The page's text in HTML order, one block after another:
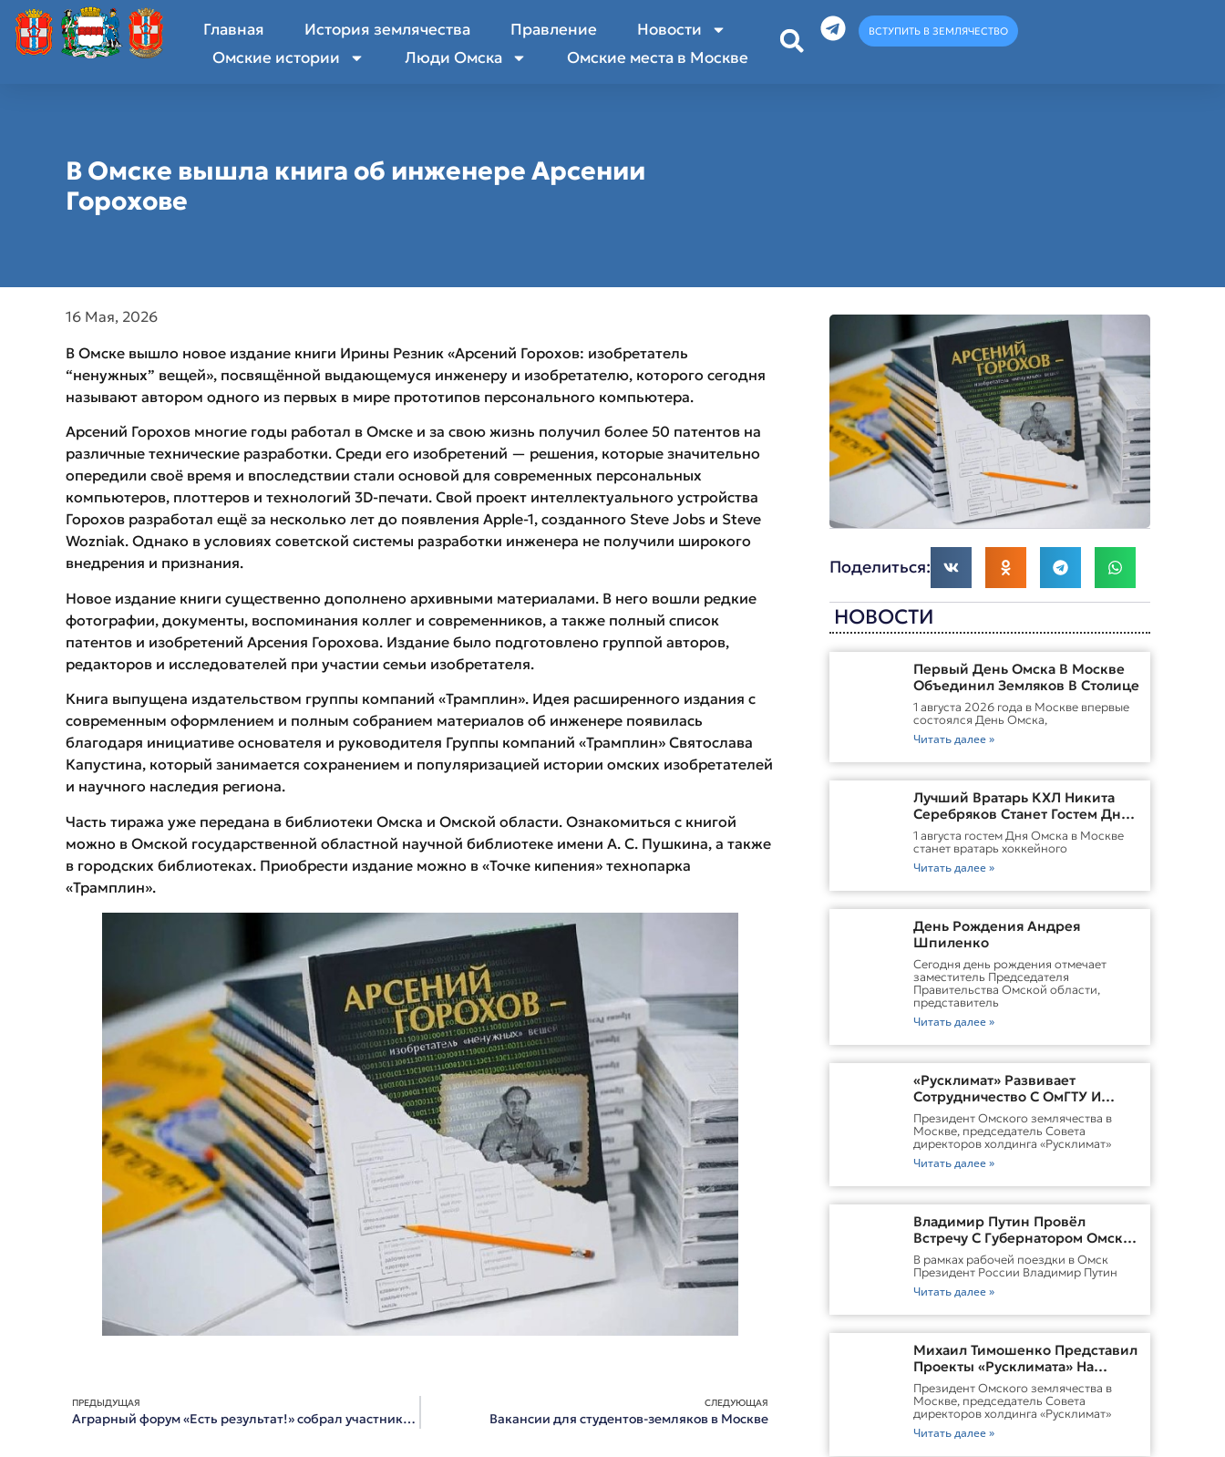
Главная История землячества Правление
Новости
Омские истории
Люди Омска Омские места в Москве
ВСТУПИТЬ В ЗЕМЛЯЧЕСТВО
В Омске вышла книга об инженере Арсении
Горохове
16 Мая, 2026
В Омске вышло новое издание книги Ирины Резник «Арсений Горохов: изобретатель
“ненужных” вещей», посвящённой выдающемуся инженеру и изобретателю, которого сегодня
называют автором одного из первых в мире прототипов персонального компьютера.
Арсений Горохов многие годы работал в Омске и за свою жизнь получил более 50 патентов на
различные технические разработки. Среди его изобретений — решения, которые значительно
опередили своё время и впоследствии стали основой для современных персональных
компьютеров, плоттеров и технологий 3D-печати. Свой проект интеллектуального устройства
Горохов разработал ещё за несколько лет до появления Apple-1, созданного Steve Jobs и Steve
Wozniak. Однако в условиях советской системы разработки инженера не получили широкого
внедрения и признания.
Новое издание книги существенно дополнено архивными материалами. В него вошли редкие
фотографии, документы, воспоминания коллег и современников, а также полный список
патентов и изобретений Арсения Горохова. Издание было подготовлено группой авторов,
редакторов и исследователей при участии семьи изобретателя.
Книга выпущена издательством группы компаний «Трамплин». Идея расширенного издания с
современным оформлением и полным собранием материалов об инженере появилась
благодаря инициативе основателя и руководителя Группы компаний «Трамплин» Святослава
Капустина, который занимается сохранением и популяризацией истории омских изобретателей
и научного наследия региона.
Часть тиража уже передана в библиотеки Омска и Омской области. Ознакомиться с книгой
можно в Омской государственной областной научной библиотеке имени А. С. Пушкина, а также
в городских библиотеках. Приобрести издание можно в «Точке кипения» технопарка
«Трамплин».
ПРЕДЫДУЩАЯ
Аграрный форум «Есть результат!» собрал участников со всей Сибири в Омске
СЛЕДУЮЩАЯ
Вакансии для студентов-земляков в Москве
Поделиться:
НОВОСТИ
Первый День Омска В Москве
Объединил Земляков В Столице
1 августа 2026 года в Москве впервые
состоялся День Омска,
Читать далее »
Лучший Вратарь КХЛ Никита
Серебряков Станет Гостем Дня
Омска В Москве
1 августа гостем Дня Омска в Москве
станет вратарь хоккейного
Читать далее »
День Рождения Андрея
Шпиленко
Cегодня день рождения отмечает
заместитель Председателя
Правительства Омской области,
представитель
Читать далее »
«Русклимат» Развивает
Сотрудничество С ОмГТУ И
Участвует В Обновлении
Городской Среды Омска
Президент Омского землячества в
Москве, председатель Совета
директоров холдинга «Русклимат»
Читать далее »
Владимир Путин Провёл
Встречу С Губернатором Омской
Области Виталием
ХоценкоИсточник
В рамках рабочей поездки в Омск
Президент России Владимир Путин
Читать далее »
Михаил Тимошенко Представил
Проекты «Русклимата» На
Форуме России И Казахстана
Президент Омского землячества в
Москве, председатель Совета
директоров холдинга «Русклимат»
Читать далее »